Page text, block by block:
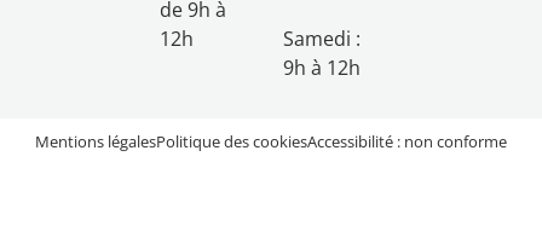
de 9h à
12h
Samedi :
9h à 12h
Mentions légalesPolitique des cookiesAccessibilité : non conforme